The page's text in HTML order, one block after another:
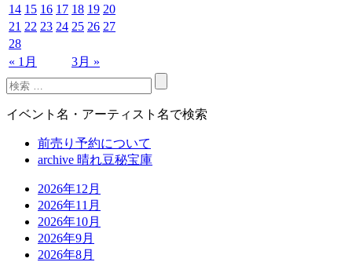
« 1月 3月 »
14 15 16 17 18 19 20
21 22 23 24 25 26 27
28
イベント名・アーティスト名で検索
前売り予約について
archive 晴れ豆秘宝庫
2026年12月
2026年11月
2026年10月
2026年9月
2026年8月